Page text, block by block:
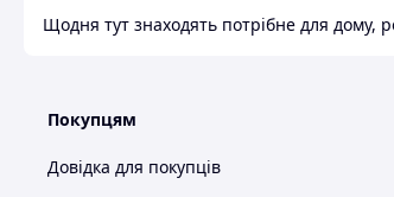
Щодня тут знаходять потрібне для дому,
Покупцям
Довідка для покупців